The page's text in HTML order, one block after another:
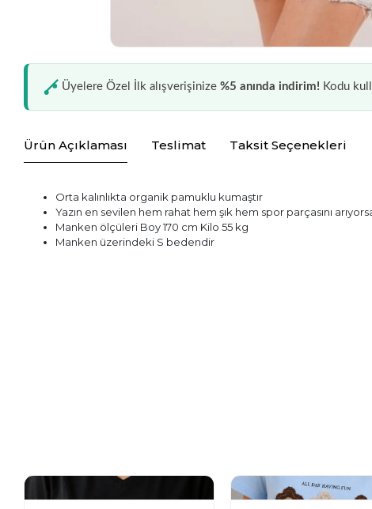
Üyelere Özel İlk alışverişinize%5 anında indirim! Kodu
Ürün Açıklaması Teslimat Taksit Seçenekleri
Orta kalınlıkta organik pamuklu kumaştır
Yazın en sevilen hem rahat hem şık hem spor parçasını
Manken ölçüleri Boy 170 cm Kilo 55 kg
Manken üzerindeki S bedendir